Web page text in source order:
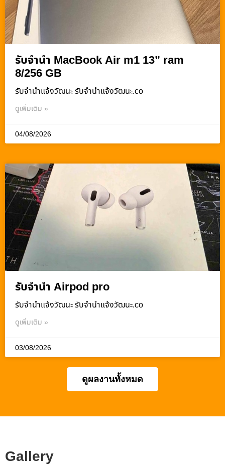
รับจำนำ MacBook Air m1 13” ram
8/256 GB
รับจํานําแจ้งวัฒนะ รับจํานําแจ้งวัฒนะ.co
ดูเพิ่มเติม »
04/08/2026
รับจำนำ Airpod pro
รับจํานําแจ้งวัฒนะ รับจํานําแจ้งวัฒนะ.co
ดูเพิ่มเติม »
03/08/2026
ดูผลงานทั้งหมด
Gallery